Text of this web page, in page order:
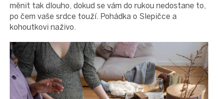
měnit tak dlouho, dokud se vám do rukou nedostane to,
po čem vaše srdce touží. Pohádka o Slepičce a
kohoutkovi naživo.